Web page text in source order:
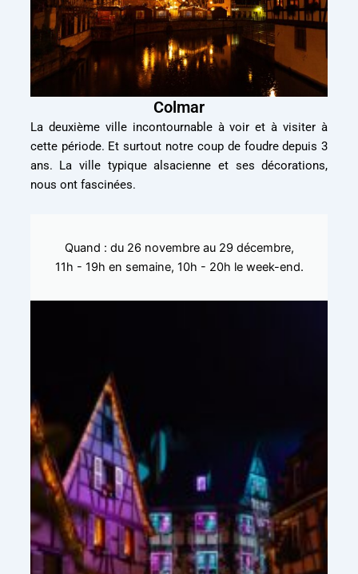
Colmar
La deuxième ville incontournable à voir et à visiter à
cette période. Et surtout notre coup de foudre depuis 3
ans. La ville typique alsacienne et ses décorations,
nous ont fascinées.
Quand : du 26 novembre au 29 décembre,
11h - 19h en semaine, 10h - 20h le week-end.